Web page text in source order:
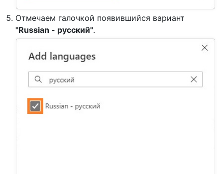
Отмечаем галочкой появившийся вариант
"Russian - русский".